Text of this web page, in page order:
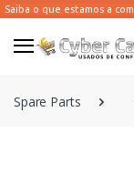
Spare Parts